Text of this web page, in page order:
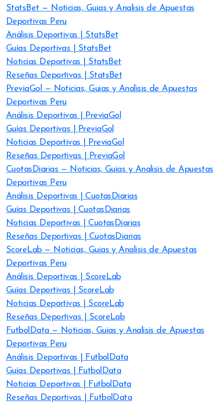
StatsBet — Noticias, Guias y Analisis de Apuestas
Deportivas Peru
Análisis Deportivas | StatsBet
Guías Deportivas | StatsBet
Noticias Deportivas | StatsBet
Reseñas Deportivas | StatsBet
PreviaGol — Noticias, Guias y Analisis de Apuestas
Deportivas Peru
Análisis Deportivas | PreviaGol
Guías Deportivas | PreviaGol
Noticias Deportivas | PreviaGol
Reseñas Deportivas | PreviaGol
CuotasDiarias — Noticias, Guias y Analisis de Apuestas
Deportivas Peru
Análisis Deportivas | CuotasDiarias
Guías Deportivas | CuotasDiarias
Noticias Deportivas | CuotasDiarias
Reseñas Deportivas | CuotasDiarias
ScoreLab — Noticias, Guias y Analisis de Apuestas
Deportivas Peru
Análisis Deportivas | ScoreLab
Guías Deportivas | ScoreLab
Noticias Deportivas | ScoreLab
Reseñas Deportivas | ScoreLab
FutbolData — Noticias, Guias y Analisis de Apuestas
Deportivas Peru
Análisis Deportivas | FutbolData
Guías Deportivas | FutbolData
Noticias Deportivas | FutbolData
Reseñas Deportivas | FutbolData